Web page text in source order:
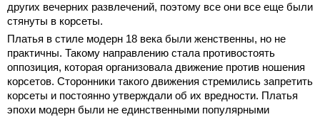
других вечерних развлечений, поэтому все они все еще были
стянуты в корсеты.
Платья в стиле модерн 18 века были женственны, но не
практичны. Такому направлению стала противостоять
оппозиция, которая организовала движение против ношения
корсетов. Сторонники такого движения стремились запретить
корсеты и постоянно утверждали об их вредности. Платья
эпохи модерн были не единственными популярными